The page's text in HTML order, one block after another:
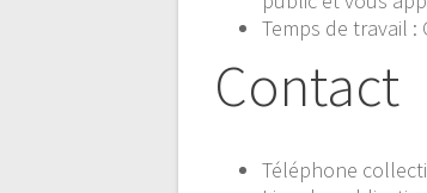
Temps de travail
Contact
Téléphone